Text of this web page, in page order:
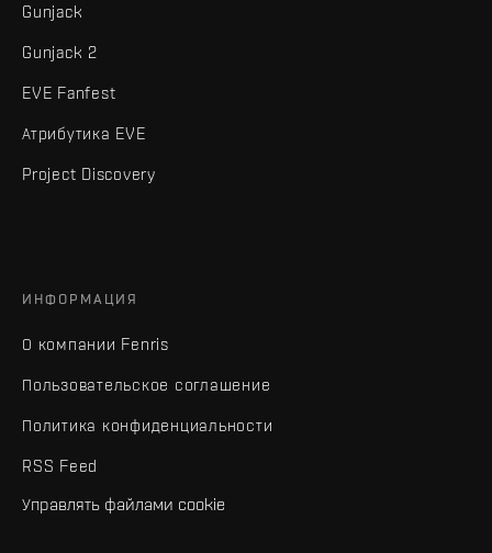
Gunjack
Gunjack 2
EVE Fanfest
Атрибутика EVE
Project Discovery
ИНФОРМАЦИЯ
О компании Fenris
Пользовательское соглашение
Политика конфиденциальности
RSS Feed
Управлять файлами cookie